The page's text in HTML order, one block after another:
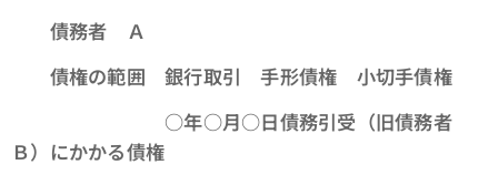
債務者 Ａ
債権の範囲 銀行取引 手形債権 小切手債権
○年○月○日債務引受（旧債務者
Ｂ）にかかる債権